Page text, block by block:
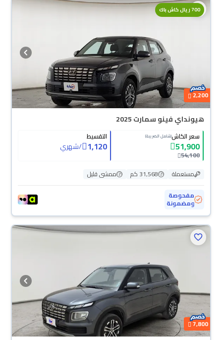
700 ريال كاش باك
2,200
هيونداي فينو سمارت 2025
سعر الكاش(شامل الضريبة)
51,900
54,100
التقسيط
1,120
/شهري
مستعملة 31,568 كم
ممشى قليل
مفحوصة
ومضمونة
7,800